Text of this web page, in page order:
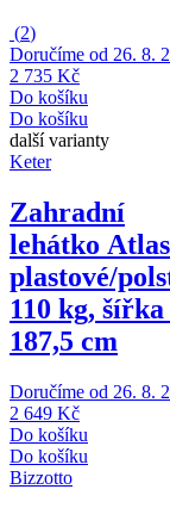
(2)
Doručíme od 26. 8.
2 735 Kč
Do košíku
Do košíku
další varianty
Keter
Zahradní
lehátko Atlas
plastové/
110 kg,
187,5 cm
Doručíme od 26. 8.
2 649 Kč
Do košíku
Do košíku
Bizzotto